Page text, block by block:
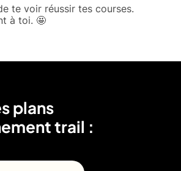
te voir réussir tes courses.
à toi. 🤩
plans
trail :